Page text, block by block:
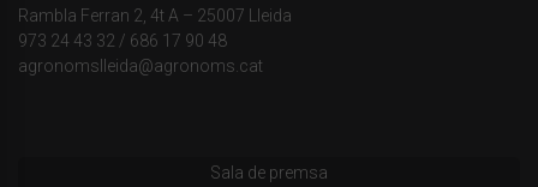
Rambla Ferran 2, 4t A – 25007 Lleida
973 24 43 32 / 686 17 90 48
agronomslleida@agronoms.cat
Sala de premsa